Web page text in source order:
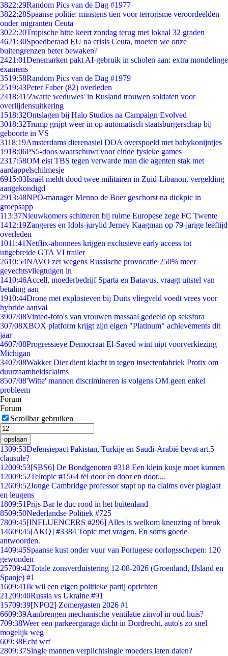
3822:29Random Pics van de Dag #1977
3822:28Spaanse politie: minstens tien voor terrorisme veroordeelden
onder migranten Ceuta
3022:20Tropische hitte keert zondag terug met lokaal 32 graden
4621:30Spoedberaad EU na crisis Ceuta, moeten we onze
buitengrenzen beter bewaken?
2421:01Denemarken pakt AI-gebruik in scholen aan: extra mondelinge
examens
3519:58Random Pics van de Dag #1979
2519:43Peter Faber (82) overleden
2418:41'Zwarte weduwes' in Rusland trouwen soldaten voor
overlijdensuitkering
1518:32Ontslagen bij Halo Studios na Campaign Evolved
3018:32Trump grijpt weer in op automatisch staatsburgerschap bij
geboorte in VS
3118:19Amsterdams dierenasiel DOA overspoeld met babykonijntjes
1918:06PS5-doos waarschuwt voor einde fysieke games
2317:58OM eist TBS tegen verwarde man die agenten stak met
aardappelschilmesje
6915:03Israël meldt dood twee militairen in Zuid-Libanon, vergelding
aangekondigd
2913:48NPO-manager Menno de Boer geschorst na dickpic in
groepsapp
113:37Nieuwkomers schitteren bij ruime Europese zege FC Twente
1412:19Zangeres en Idols-jurylid Jerney Kaagman op 79-jarige leeftijd
overleden
1011:41Netflix-abonnees krijgen exclusieve early access tot
uitgebreide GTA VI trailer
2610:54NAVO zet wegens Russische provocatie 250% meer
gevechtsvliegtuigen in
1410:46Accell, moederbedrijf Sparta en Batavus, vraagt uitstel van
betaling aan
1910:44Drone met explosieven bij Duits vliegveld voedt vrees voor
hybride aanval
3907/08Vinted-foto's van vrouwen massaal gedeeld op seksfora
307/08XBOX platform krijgt zijn eigen "Platinum" achievements dit
jaar
4607/08Progressieve Democraat El-Sayed wint nipt voorverkiezing
Michigan
3407/08Wakker Dier dient klacht in tegen insectenfabriek Protix om
duurzaamheidsclaims
8507/08'Witte' mannen discrimineren is volgens OM geen enkel
probleem
Forum
Forum
Scrollbar gebruiken
opslaan
1309:53Defensiepact Pakistan, Turkije en Saudi-Arabië bevat art.5
clausule?
12009:53[SBS6] De Bondgenoten #318 Een klein kusje moet kunnen
12009:52Teltopic #1564 tel door en door en door....
12609:52Jonge Cambridge professor stapt op na claims over plagiaat
en leugens
1809:51Prijs Bar le duc rood in het buitenland
8509:50Nederlandse Politiek #725
7809:45[INFLUENCERS #296] Alles is welkom kneuzing of breuk
14609:45[AKQ] #3384 Topic met vragen. En soms goede
antwoorden.
1409:45Spaanse kust onder vuur van Portugese oorlogsschepen: 120
gewonden
25709:42Totale zonsverduistering 12-08-2026 (Groenland, IJsland en
Spanje) #1
1609:41Ik wil een eigen politieke partij oprichten
21209:40Russia vs Ukraine #91
15709:39[NPO2] Zomergasten 2026 #1
6609:39Aanbrengen mechanische ventilatie zinvol in oud huis?
709:38Weer een parkeergarage dicht in Dordrecht, auto's zo snel
mogelijk weg
609:38Echt wrf
2809:37Single mannen verplichtsingle moeders laten daten?